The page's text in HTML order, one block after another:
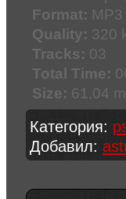
Format: MP3
Quality: 320
Tracks: 03
Total Time:
Size: 61,04
Категория:
Добавил: